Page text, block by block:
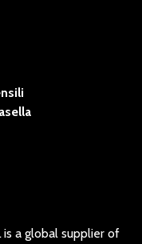
is a global supplier of